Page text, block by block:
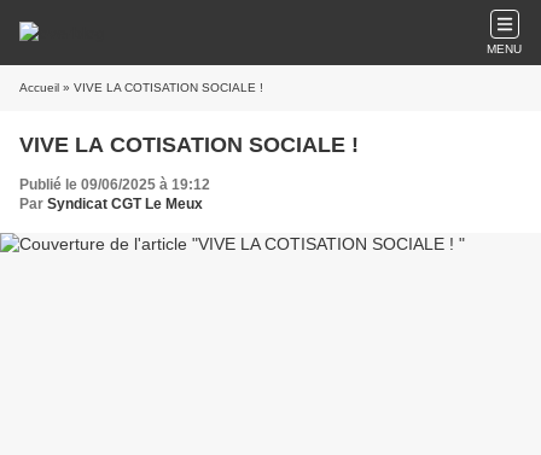
MENU
Accueil » VIVE LA COTISATION SOCIALE !
VIVE LA COTISATION SOCIALE !
Publié le 09/06/2025 à 19:12
Par Syndicat CGT Le Meux